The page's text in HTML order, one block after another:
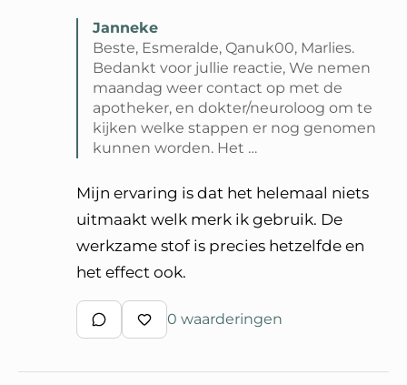
Janneke
Beste, Esmeralde, Qanuk00, Marlies.
Bedankt voor jullie reactie, We nemen
maandag weer contact op met de
apotheker, en dokter/neuroloog om te
kijken welke stappen er nog genomen
kunnen worden. Het …
Mijn ervaring is dat het helemaal niets
uitmaakt welk merk ik gebruik. De
werkzame stof is precies hetzelfde en
het effect ook.
Schrijf een reactie
Waardeer reactie
0 waarderingen